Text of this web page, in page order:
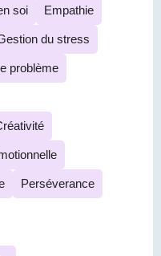
soi Empathie
du stress
problème
Perséverance